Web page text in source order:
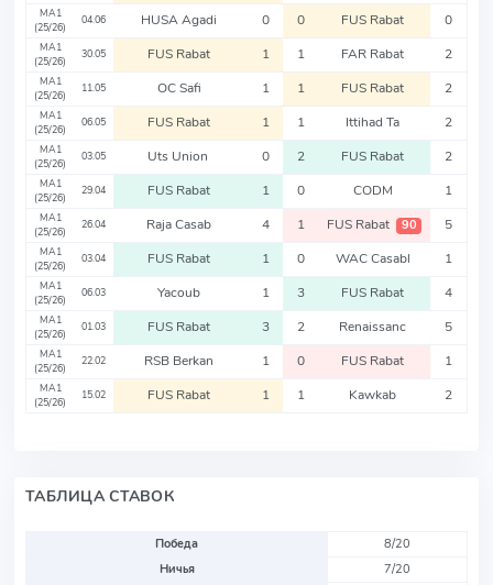
MA1
(25/26)
04.06 HUSA Agadi 0 0 FUS Rabat 0
MA1
(25/26)
30.05 FUS Rabat 1 1 FAR Rabat 2
MA1
(25/26)
11.05 OC Safi 1 1 FUS Rabat 2
MA1
(25/26)
06.05 FUS Rabat 1 1 Ittihad Ta 2
MA1
(25/26)
03.05 Uts Union 0 2 FUS Rabat 2
MA1
(25/26)
29.04 FUS Rabat 1 0 CODM 1
MA1
(25/26)
26.04 Raja Casab 4 1 FUS Rabat 90 5
MA1
(25/26)
03.04 FUS Rabat 1 0 WAC Casabl 1
MA1
(25/26)
06.03 Yacoub 1 3 FUS Rabat 4
MA1
(25/26)
01.03 FUS Rabat 3 2 Renaissanc 5
MA1
(25/26)
22.02 RSB Berkan 1 0 FUS Rabat 1
MA1
(25/26)
15.02 FUS Rabat 1 1 Kawkab 2
ТАБЛИЦА СТАВОК
Победа
8/20
Ничья
7/20